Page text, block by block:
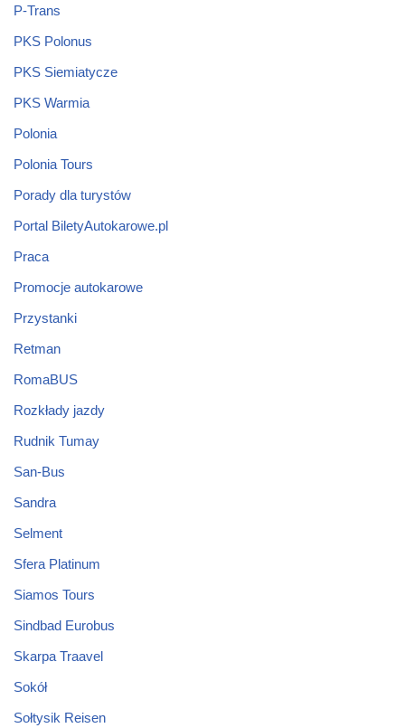
P-Trans
PKS Polonus
PKS Siemiatycze
PKS Warmia
Polonia
Polonia Tours
Porady dla turystów
Portal BiletyAutokarowe.pl
Praca
Promocje autokarowe
Przystanki
Retman
RomaBUS
Rozkłady jazdy
Rudnik Tumay
San-Bus
Sandra
Selment
Sfera Platinum
Siamos Tours
Sindbad Eurobus
Skarpa Traavel
Sokół
Sołtysik Reisen